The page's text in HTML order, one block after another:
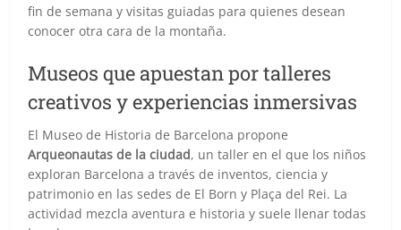
fin de semana y visitas guiadas para quienes desean
conocer otra cara de la montaña.
Museos que apuestan por talleres
creativos y experiencias inmersivas
El Museo de Historia de Barcelona propone
Arqueonautas de la ciudad, un taller en el que los niños
exploran Barcelona a través de inventos, ciencia y
patrimonio en las sedes de El Born y Plaça del Rei. La
actividad mezcla aventura e historia y suele llenar todas